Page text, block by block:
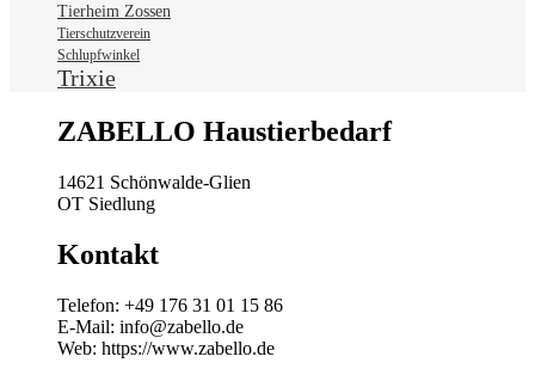
Tierheim Zossen
Tierschutzverein
Schlupfwinkel
Trixie
ZABELLO Haustierbedarf
14621 Schönwalde-Glien
OT Siedlung
Kontakt
Telefon: +49 176 31 01 15 86
E-Mail: info@zabello.de
Web: https://www.zabello.de